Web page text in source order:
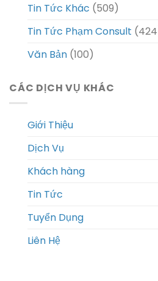
Tin Tức Khác (509)
Tin Tức Phạm Consult
Văn Bản (100)
CÁC DỊCH VỤ KHÁC
Giới Thiệu
Dịch Vụ
Khách hàng
Tin Tức
Tuyển Dụng
Liên Hệ